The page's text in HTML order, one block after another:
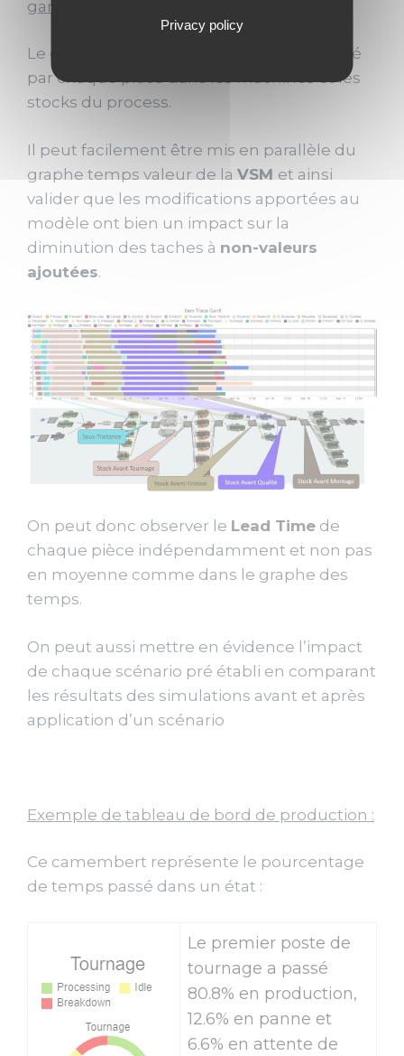
gant de suivi des pièces :
Le gant ci-dessous montre le temps passé
par chaque pièce dans les machines et les
stocks du process.
Il peut facilement être mis en parallèle du
graphe temps valeur de la VSM et ainsi
valider que les modifications apportées au
modèle ont bien un impact sur la
diminution des taches à non-valeurs
ajoutées.
On peut donc observer le Lead Time de
chaque pièce indépendamment et non pas
en moyenne comme dans le graphe des
temps.
On peut aussi mettre en évidence l’impact
de chaque scénario pré établi en comparant
les résultats des simulations avant et après
application d’un scénario
Exemple de tableau de bord de production :
Ce camembert représente le pourcentage
de temps passé dans un état :
Le premier poste de
tournage a passé
80.8% en production,
12.6% en panne et
6.6% en attente de
Privacy policy